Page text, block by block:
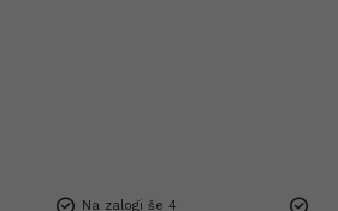
Na zalogi še 4